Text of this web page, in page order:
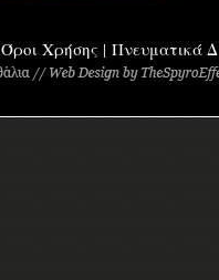
Όροι Χρήσης | Πνευματικά